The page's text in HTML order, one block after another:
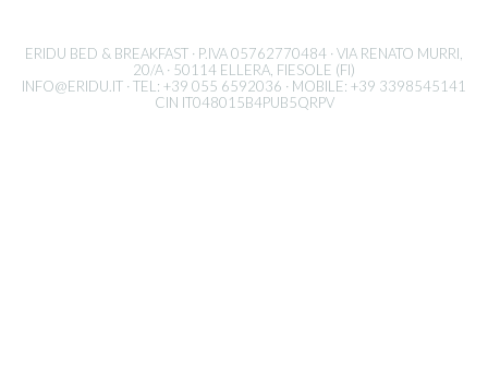
ERIDU BED & BREAKFAST · P.IVA 05762770484 · VIA RENATO MURRI,
20/A · 50114 ELLERA, FIESOLE (FI)
INFO@ERIDU.IT · TEL: +39 055 6592036 · MOBILE: +39 3398545141
CIN IT048015B4PUB5QRPV